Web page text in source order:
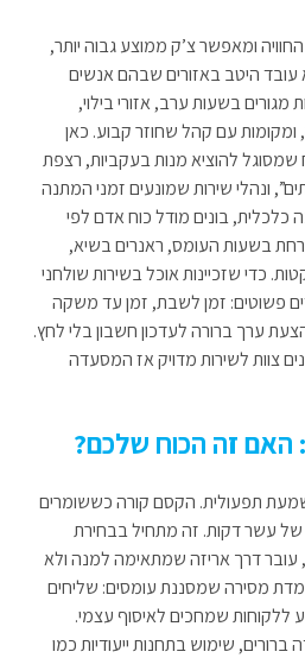
ומאפשר צ’ק ממוצע גבוה יותר,
עובד היטב באזורים שבהם אנשים
מגורים בשעות ערב, אזורי בילוי,
ומקומות עם קהל שחוזר קבוע. כאן
להוציא מנות בעקביות, רצפת
ונהלי שירות שמונעים זמני המתנה
כלכלית, בונים מודל כוח אדם לפי
בשעות העומס, ראנרים בשיא,
כדי שזכיינות אוכל בשירות שולחני
פשוטים: זמן לשבת, זמן עד משקה
ערך ברורה לעדכון חשבון בלי לחץ.
צוות לשירות מדויק אז המסעדה
האם זה הכוח שלכם?
תפעולית. הקסם קורה כששומרים
של עשר דקות. זה מתחיל בבחירת
עובר דרך אריזה שמתאימה למנה ולא
מסירה שמסננת עומסים: שליחים
ללקוחות שמחכים לאיסוף עצמי.
שימוש בתחנות ייעודיות כמו